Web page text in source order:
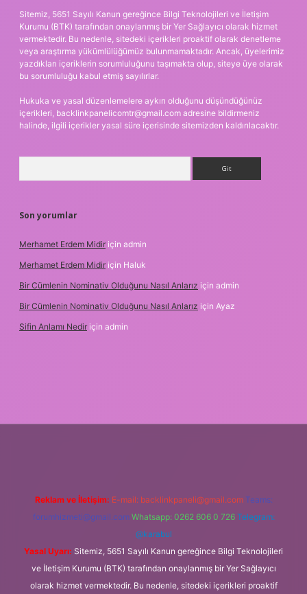
Sitemiz, 5651 Sayılı Kanun gereğince Bilgi Teknolojileri ve İletişim
Kurumu (BTK) tarafından onaylanmış bir Yer Sağlayıcı olarak hizmet
vermektedir. Bu nedenle, sitedeki içerikleri proaktif olarak denetleme
veya araştırma yükümlülüğümüz bulunmamaktadır. Ancak, üyelerimiz
yazdıkları içeriklerin sorumluluğunu taşımakta olup, siteye üye olarak
bu sorumluluğu kabul etmiş sayılırlar.
Hukuka ve yasal düzenlemelere aykırı olduğunu düşündüğünüz
içerikleri, backlinkpanelicomtr@gmail.com adresine bildirmeniz
halinde, ilgili içerikler yasal süre içerisinde sitemizden kaldırılacaktır.
Son yorumlar
Merhamet Erdem Midir için admin
Merhamet Erdem Midir için Haluk
Bir Cümlenin Nominativ Olduğunu Nasıl Anlarız için admin
Bir Cümlenin Nominativ Olduğunu Nasıl Anlarız için Ayaz
Sifin Anlamı Nedir için admin
Reklam ve İletişim: E-mail: backlinkpaneli@gmail.com Teams:
forumhizmeti@gmail.com Whatsapp: 0262 606 0 726 Telegram:
@karabul
Yasal Uyarı: Sitemiz, 5651 Sayılı Kanun gereğince Bilgi Teknolojileri
ve İletişim Kurumu (BTK) tarafından onaylanmış bir Yer Sağlayıcı
olarak hizmet vermektedir. Bu nedenle, sitedeki içerikleri proaktif